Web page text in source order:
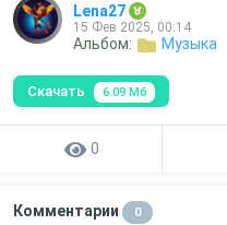
Lena27
15 Фев 2025, 00:14
Альбом: Музыка
Скачать 6.09 Мб
0
Комментарии 0